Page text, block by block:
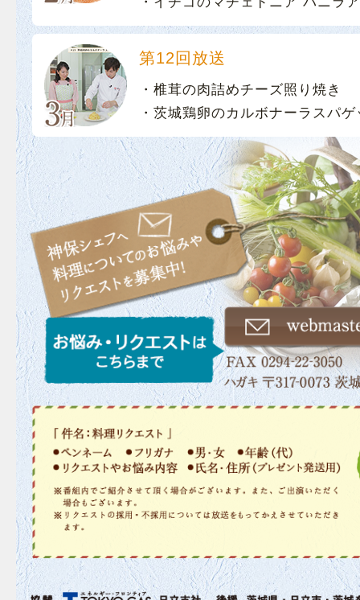
第12回放送
・椎茸の肉詰めチーズ照り焼き
・茨城鶏卵のカルボナーラスパ